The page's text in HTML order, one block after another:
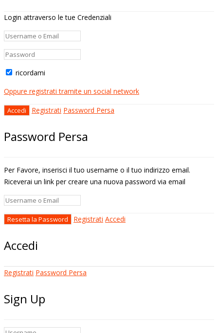
Login attraverso le tue Credenziali
ricordami
Oppure registrati tramite un social network
Registrati Password Persa
Password Persa
Per Favore, inserisci il tuo username o il tuo indirizzo email.
Riceverai un link per creare una nuova password via email
Registrati Accedi
Accedi
Registrati Password Persa
Sign Up